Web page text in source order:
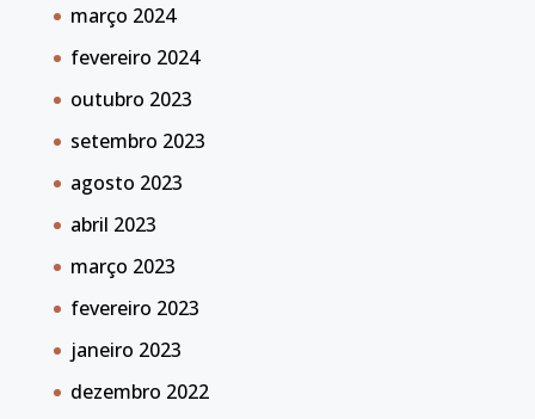
março 2024
fevereiro 2024
outubro 2023
setembro 2023
agosto 2023
abril 2023
março 2023
fevereiro 2023
janeiro 2023
dezembro 2022